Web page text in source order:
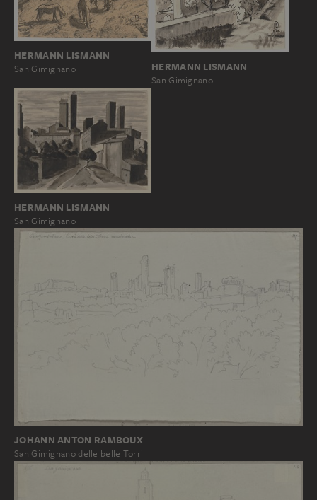
HERMANN LISMANN
San Gimignano HERMANN LISMANN
San Gimignano
HERMANN LISMANN
San Gimignano
JOHANN ANTON RAMBOUX
San Gimignano delle belle Torri